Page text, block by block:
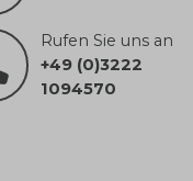
Rufen Sie uns an
+49 (0)3222
1094570